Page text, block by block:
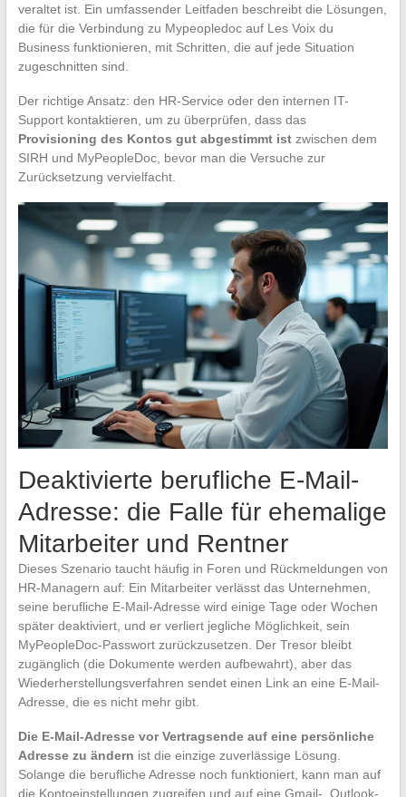
veraltet ist. Ein umfassender Leitfaden beschreibt die Lösungen,
die für die Verbindung zu Mypeopledoc auf Les Voix du
Business funktionieren, mit Schritten, die auf jede Situation
zugeschnitten sind.
Der richtige Ansatz: den HR-Service oder den internen IT-
Support kontaktieren, um zu überprüfen, dass das
Provisioning des Kontos gut abgestimmt istzwischen dem
SIRH und MyPeopleDoc, bevor man die Versuche zur
Zurücksetzung vervielfacht.
Deaktivierte berufliche E-Mail-
Adresse: die Falle für ehemalige
Mitarbeiter und Rentner
Dieses Szenario taucht häufig in Foren und Rückmeldungen von
HR-Managern auf: Ein Mitarbeiter verlässt das Unternehmen,
seine berufliche E-Mail-Adresse wird einige Tage oder Wochen
später deaktiviert, und er verliert jegliche Möglichkeit, sein
MyPeopleDoc-Passwort zurückzusetzen. Der Tresor bleibt
zugänglich (die Dokumente werden aufbewahrt), aber das
Wiederherstellungsverfahren sendet einen Link an eine E-Mail-
Adresse, die es nicht mehr gibt.
Die E-Mail-Adresse vor Vertragsende auf eine persönliche
Adresse zu ändern ist die einzige zuverlässige Lösung.
Solange die berufliche Adresse noch funktioniert, kann man auf
die Kontoeinstellungen zugreifen und auf eine Gmail-, Outlook-